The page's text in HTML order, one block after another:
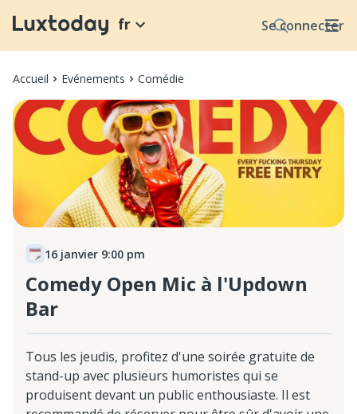
Se connecter
fr
Accueil Evénements Comédie
16 janvier 9:00 pm
Comedy Open Mic à l'Updown
Bar
Tous les jeudis, profitez d'une soirée gratuite de
stand-up avec plusieurs humoristes qui se
produisent devant un public enthousiaste. Il est